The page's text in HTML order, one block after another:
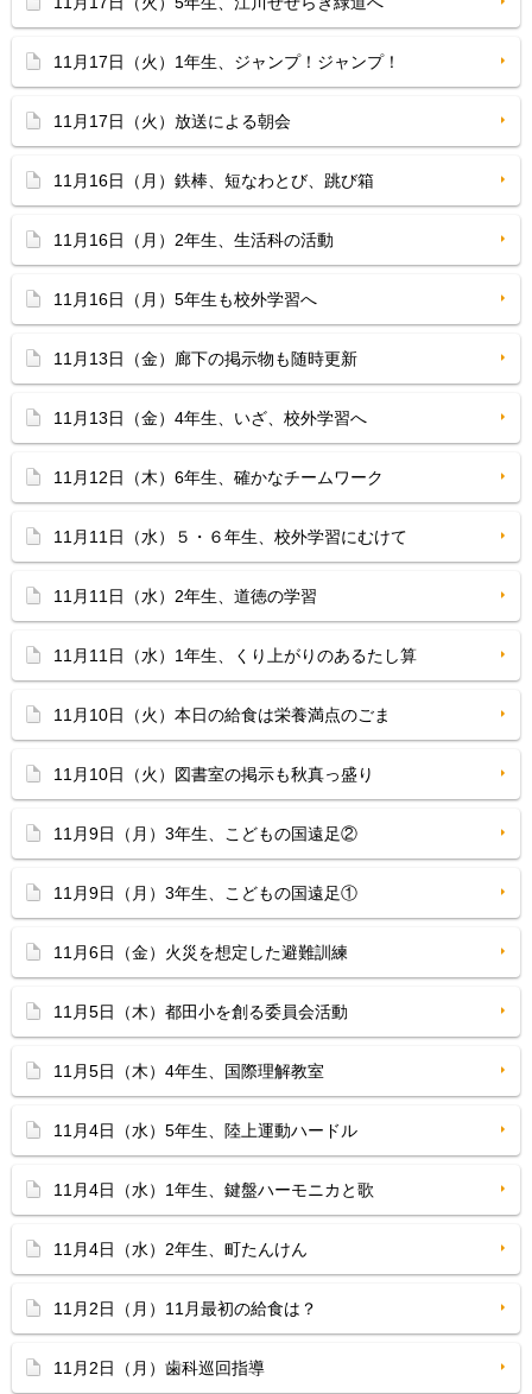
11月17日（火）1年生、ジャンプ！ジャンプ！
11月17日（火）放送による朝会
11月16日（月）鉄棒、短なわとび、跳び箱
11月16日（月）2年生、生活科の活動
11月16日（月）5年生も校外学習へ
11月13日（金）廊下の掲示物も随時更新
11月13日（金）4年生、いざ、校外学習へ
11月12日（木）6年生、確かなチームワーク
11月11日（水）５・６年生、校外学習にむけて
11月11日（水）2年生、道徳の学習
11月11日（水）1年生、くり上がりのあるたし算
11月10日（火）本日の給食は栄養満点のごま
11月10日（火）図書室の掲示も秋真っ盛り
11月9日（月）3年生、こどもの国遠足②
11月9日（月）3年生、こどもの国遠足①
11月6日（金）火災を想定した避難訓練
11月5日（木）都田小を創る委員会活動
11月5日（木）4年生、国際理解教室
11月4日（水）5年生、陸上運動ハードル
11月4日（水）1年生、鍵盤ハーモニカと歌
11月4日（水）2年生、町たんけん
11月2日（月）11月最初の給食は？
11月2日（月）歯科巡回指導